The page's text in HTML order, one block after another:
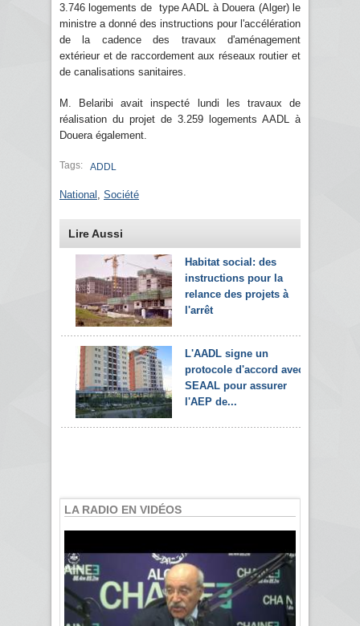
3.746 logements de type AADL à Douera (Alger) le
ministre a donné des instructions pour l'accélération
de la cadence des travaux d'aménagement
extérieur et de raccordement aux réseaux routier et
de canalisations sanitaires.
M. Belaribi avait inspecté lundi les travaux de
réalisation du projet de 3.259 logements AADL à
Douera également.
Tags: ADDL
National Société
Lire Aussi
Habitat social: des
instructions pour la
relance des projets à
l'arrêt
L'AADL signe un
protocole d'accord avec
SEAAL pour assurer
l'AEP de...
LA RADIO EN VIDÉOS